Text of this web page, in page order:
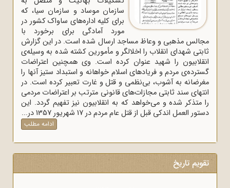
سازمان موساد و سازمان سیا، که
برای کلیه اداره‌های ساواک‌ کشور در
مورد آمادگی برای برخورد با
مجالس مذهبی و وعاظ مساجد ارسال شده است. در این گزارش
ثابتی شهدای انقلاب را اخلالگر و مأمورین کشته شده به وسیله‌ی
انقلابیون را شهید عنوان کرده است. وی همچنین اعتراضات
گسترده‌ی مردم و فریادهای اسلام خواهانه و استبداد ستیز آنها را
مغرضانه به آشوب، بی‌نظمی و قتل و غارت تعبیر کرده است. در
انتهای سند ثابتی مجازات‌های قانونی مترتب بر اعتراضات مردمی
را متذکر شده و می‌خواهد که به انقلابیون نیز تفهیم گردد. این
دستور العمل اندکی قبل از قتل عام مردم در 17 شهریور 1357 در...
ادامه مطلب
تقویم تاریخ